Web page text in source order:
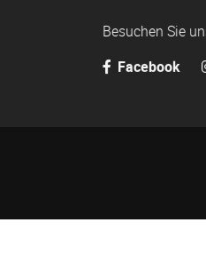
Besuchen Sie
Facebook